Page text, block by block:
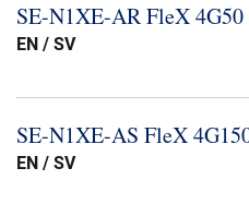
SE-​N1XE-​AR FleX
EN / SV
SE-​N1XE-​AS FleX
EN / SV